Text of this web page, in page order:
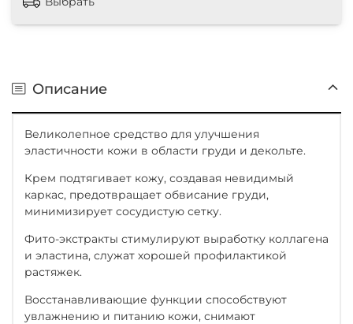
Описание
Великолепное средство для улучшения
эластичности кожи в области груди и декольте.
Крем подтягивает кожу, создавая невидимый
каркас, предотвращает обвисание груди,
минимизирует сосудистую сетку.
Фито-экстракты стимулируют выработку коллагена
и эластина, служат хорошей профилактикой
растяжек.
Восстанавливающие функции способствуют
увлажнению и питанию кожи, снимают